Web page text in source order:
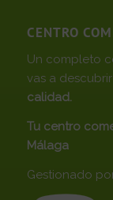
CENTRO
Un completo
vas a descubrir
calidad.
Tu centro
Málaga
Gestionado